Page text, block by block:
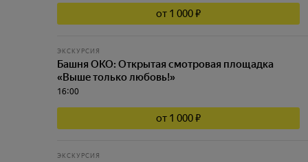
от 1 000 ₽
ЭКСКУРСИЯ
Башня ОКО: Открытая смотровая площадка
«Выше только любовь!»
16:00
от 1 000 ₽
ЭКСКУРСИЯ